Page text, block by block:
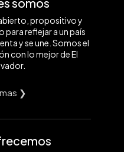
propositivo y
reflejar a un país
y se une. Somos el
con lo mejor de El
❯